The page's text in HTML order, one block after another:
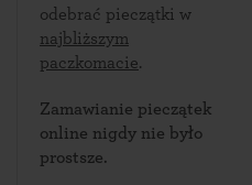
odebrać pieczątki w
najbliższym
paczkomacie.
Zamawianie pieczątek
online nigdy nie było
prostsze.